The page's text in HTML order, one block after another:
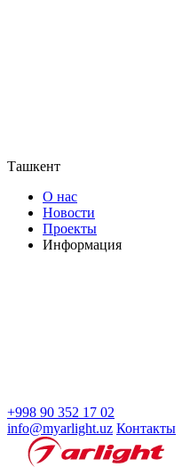
Ташкент
О нас
Новости
Проекты
Информация
+998 90 352 17 02
info@myarlight.uz Контакты